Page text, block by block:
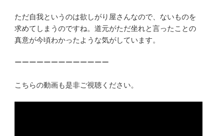
ただ自我というのは欲しがり屋さんなので、ないものを
求めてしまうのですね。道元がただ坐れと言ったことの
真意が今頃わかったような気がしています。
ーーーーーーーーーーーーー
こちらの動画も是非ご視聴ください。